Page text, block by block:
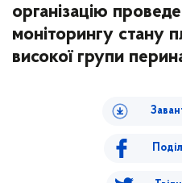
організацію
моніторингу стану
високої групи